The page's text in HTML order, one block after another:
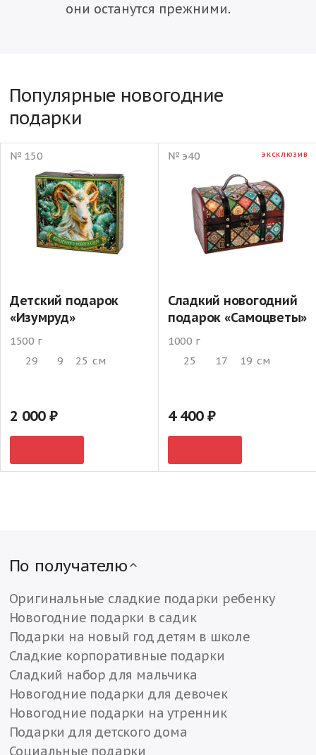
они останутся прежними.
Популярные новогодние
подарки
№ 150
Детский подарок
«Изумруд»
1500 г
29
9 25 см
2 000
№ э40 ЭКСКЛЮЗИВ
Сладкий новогодний
подарок «Самоцветы»
1000 г
25
17 19 см
4 400
По получателю
Оригинальные сладкие подарки ребенку
Новогодние подарки в садик
Подарки на новый год детям в школе
Сладкие корпоративные подарки
Сладкий набор для мальчика
Новогодние подарки для девочек
Новогодние подарки на утренник
Подарки для детского дома
Социальные подарки